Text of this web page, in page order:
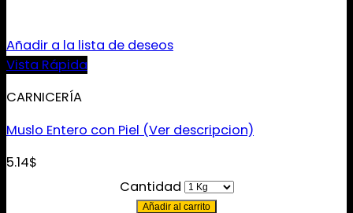
Añadir a la lista de deseos
Vista Rápida
CARNICERÍA
Muslo Entero con Piel (Ver descripcion)
5.14$
Cantidad
Añadir al carrito